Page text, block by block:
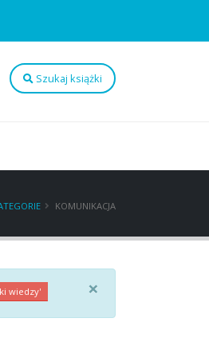
Szukaj książki
KOMUNIKACJA
×
wiedzy'